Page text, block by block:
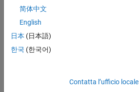
L
01/13
06/14
11/15
04/17
09/18
02/20
07/21
12/22
05/24
10/25
08/14
03/16
10/17
05/19
12/20
07/22
02/24
09/25
11/14
09/16
07/18
05/20
03/22
01/24
11/25
RANK
简体中文
English
日本 (日本語)
한국 (한국어)
Contatta l’ufficio locale